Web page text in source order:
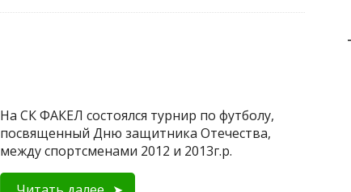
На СК ФАКЕЛ состоялся турнир по футболу,
посвященный Дню защитника Отечества,
между спортсменами 2012 и 2013г.р.